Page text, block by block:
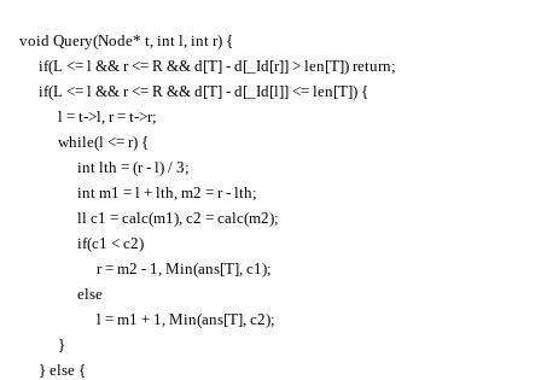
void Query(Node* t, int l, int r) {
if(L <= l && r <= R && d[T] - d[_Id[r]] > len[T]) return;
if(L <= l && r <= R && d[T] - d[_Id[l]] <= len[T]) {
l = t->l, r = t->r;
while(l <= r) {
int lth = (r - l) / 3;
int m1 = l + lth, m2 = r - lth;
ll c1 = calc(m1), c2 = calc(m2);
if(c1 < c2)
r = m2 - 1, Min(ans[T], c1);
else
l = m1 + 1, Min(ans[T], c2);
}
} else {